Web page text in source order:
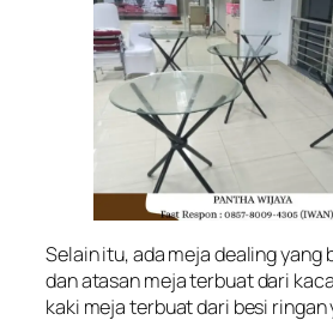
Selain itu, ada meja dealing yang
dan atasan meja terbuat dari
kaki meja terbuat dari besi